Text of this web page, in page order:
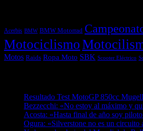
Acerbis BMW BMW Motorrad
Motociclismo
Motos Raids Ropa Moto SBK Scooter Eléctrico
Resultado Test MotoGP 850cc
Bezzecchi: «No estoy al máximo y
Acosta: «Hasta final de año soy
Ogura: «Silverstone no es un circuito